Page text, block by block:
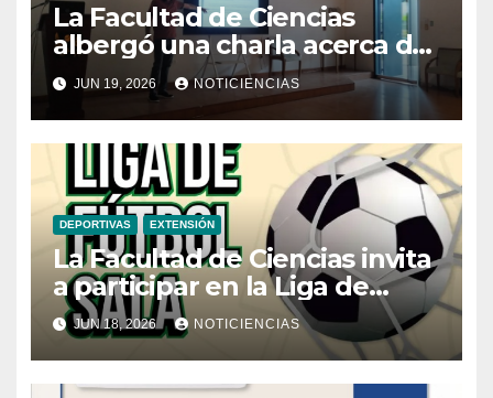
La Facultad de Ciencias
albergó una charla acerca de
la transformación hacia la
refrigeración sostenible
JUN 19, 2026 NOTICIENCIAS
DEPORTIVAS EXTENSIÓN
La Facultad de Ciencias invita
a participar en la Liga de
Fútbol Sala
JUN 18, 2026 NOTICIENCIAS